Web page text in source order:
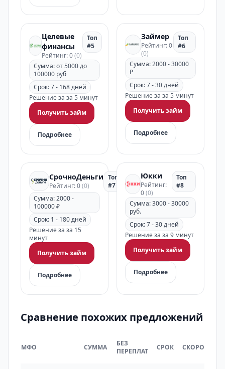
Целевые
финансы
Рейтинг: 0(0)
Топ
#5
Сумма: от 5000 до
100000 руб
Срок: 7 - 168 дней
Решение за за 5 минут
Получить займ
Подробнее
Займер
Рейтинг: 0
(0)
Топ
#6
Сумма: 2000 - 30000
₽
Срок: 7 - 30 дней
Решение за за 5 минут
Получить займ
Подробнее
СрочноДеньги
Рейтинг: 0(0)
Топ
#7
Сумма: 2000 -
100000 ₽
Срок: 1 - 180 дней
Решение за за 15
минут
Получить займ
Подробнее
Юкки
Рейтинг:
0(0)
Топ
#8
Сумма: 3000 - 30000
руб.
Срок: 7 - 30 дней
Решение за за 9 минут
Получить займ
Подробнее
Сравнение похожих предложений
МФО СУММА
БЕЗ
ПЕРЕПЛАТ
СРОК СКОРОСТЬ